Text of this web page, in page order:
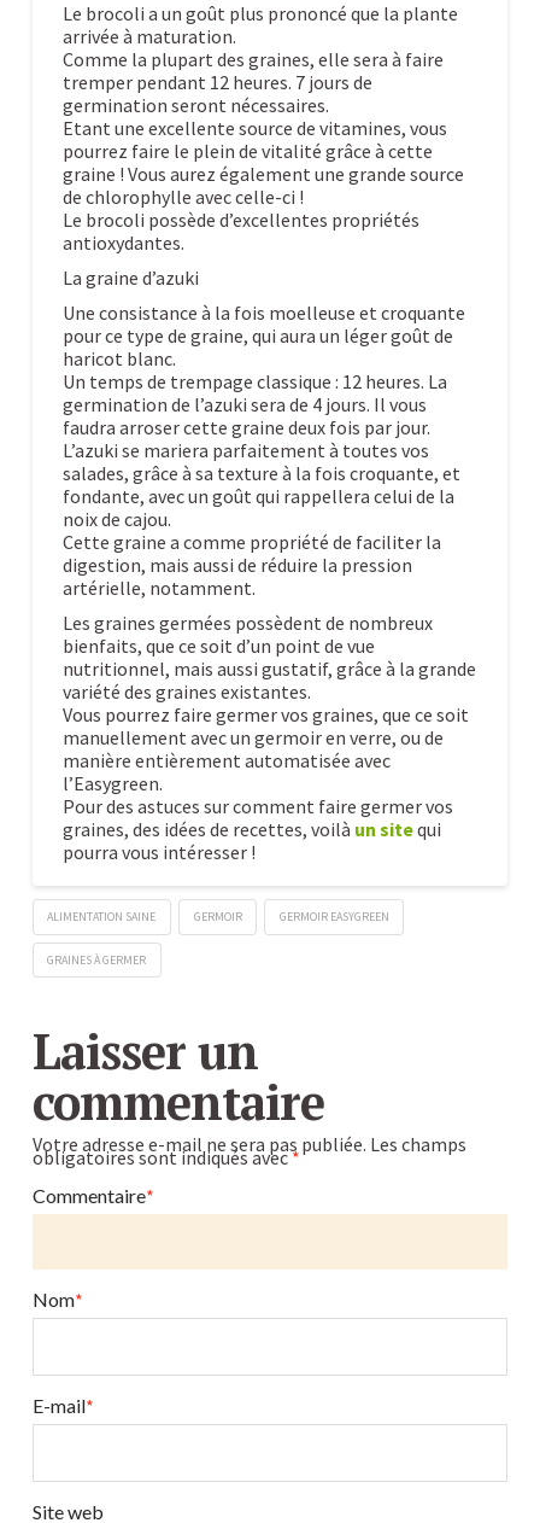
Le brocoli a un goût plus prononcé que la plante
arrivée à maturation.
Comme la plupart des graines, elle sera à faire
tremper pendant 12 heures. 7 jours de
germination seront nécessaires.
Etant une excellente source de vitamines, vous
pourrez faire le plein de vitalité grâce à cette
graine ! Vous aurez également une grande source
de chlorophylle avec celle-ci !
Le brocoli possède d’excellentes propriétés
antioxydantes.
La graine d’azuki
Une consistance à la fois moelleuse et croquante
pour ce type de graine, qui aura un léger goût de
haricot blanc.
Un temps de trempage classique : 12 heures. La
germination de l’azuki sera de 4 jours. Il vous
faudra arroser cette graine deux fois par jour.
L’azuki se mariera parfaitement à toutes vos
salades, grâce à sa texture à la fois croquante, et
fondante, avec un goût qui rappellera celui de la
noix de cajou.
Cette graine a comme propriété de faciliter la
digestion, mais aussi de réduire la pression
artérielle, notamment.
Les graines germées possèdent de nombreux
bienfaits, que ce soit d’un point de vue
nutritionnel, mais aussi gustatif, grâce à la grande
variété des graines existantes.
Vous pourrez faire germer vos graines, que ce soit
manuellement avec un germoir en verre, ou de
manière entièrement automatisée avec
l’Easygreen.
Pour des astuces sur comment faire germer vos
graines, des idées de recettes, voilà un sitequi
pourra vous intéresser !
ALIMENTATION SAINE GERMOIR GERMOIR EASYGREEN
GRAINES À GERMER
graines
germées
:
leurs
bienfaits
!03.18.2014
Laisser un
commentaire
Votre adresse e-mail ne sera pas publiée. Les champs
obligatoires sont indiqués avec*
Commentaire*
Nom*
E-mail*
Site web